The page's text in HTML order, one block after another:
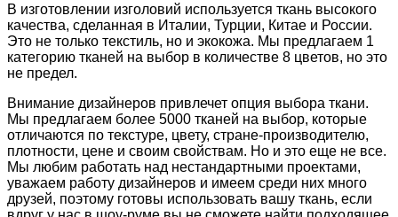
В изготовлении изголовий используется ткань высокого
качества, сделанная в Италии, Турции, Китае и России.
Это не только текстиль, но и экокожа. Мы предлагаем 1
категорию тканей на выбор в количестве 8 цветов, но это
не предел.
Внимание дизайнеров привлечет опция выбора ткани.
Мы предлагаем более 5000 тканей на выбор, которые
отличаются по текстуре, цвету, стране-производителю,
плотности, цене и своим свойствам. Но и это еще не все.
Мы любим работать над нестандартными проектами,
уважаем работу дизайнеров и имеем среди них много
друзей, поэтому готовы использовать вашу ткань, если